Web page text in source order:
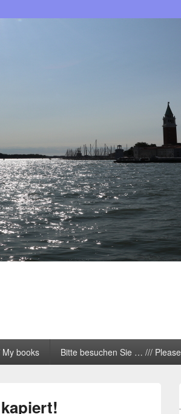
books Bitte besuchen Sie … ///